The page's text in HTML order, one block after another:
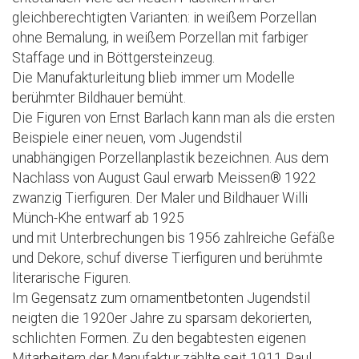
gleichberechtigten Varianten: in weißem Porzellan
ohne Bemalung, in weißem Porzellan mit farbiger
Staffage und in Böttgersteinzeug.
Die Manufakturleitung blieb immer um Modelle
berühmter Bildhauer bemüht.
Die Figuren von Ernst Barlach kann man als die ersten
Beispiele einer neuen, vom Jugendstil
unabhängigen Porzellanplastik bezeichnen. Aus dem
Nachlass von August Gaul erwarb Meissen® 1922
zwanzig Tierfiguren. Der Maler und Bildhauer Willi
Münch-Khe entwarf ab 1925
und mit Unterbrechungen bis 1956 zahlreiche Gefäße
und Dekore, schuf diverse Tierfiguren und berühmte
literarische Figuren.
Im Gegensatz zum ornamentbetonten Jugendstil
neigten die 1920er Jahre zu sparsam dekorierten,
schlichten Formen. Zu den begabtesten eigenen